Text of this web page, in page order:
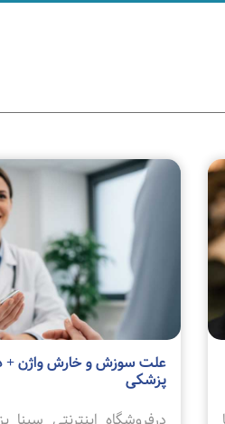
علت سوزش و خارش واژن +
پزشکی